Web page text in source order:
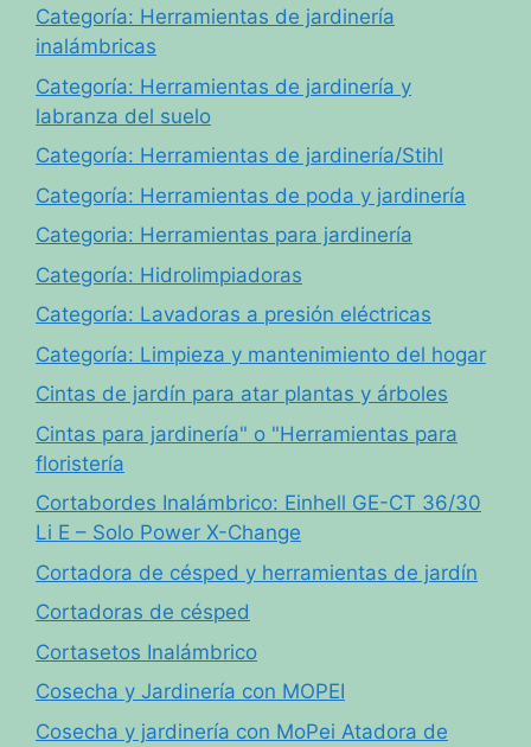
Categoría: Herramientas de jardinería
inalámbricas
Categoría: Herramientas de jardinería y
labranza del suelo
Categoría: Herramientas de jardinería/Stihl
Categoría: Herramientas de poda y jardinería
Categoria: Herramientas para jardinería
Categoría: Hidrolimpiadoras
Categoría: Lavadoras a presión eléctricas
Categoría: Limpieza y mantenimiento del hogar
Cintas de jardín para atar plantas y árboles
Cintas para jardinería" o "Herramientas para
floristería
Cortabordes Inalámbrico: Einhell GE-CT 36/30
Li E – Solo Power X-Change
Cortadora de césped y herramientas de jardín
Cortadoras de césped
Cortasetos Inalámbrico
Cosecha y Jardinería con MOPEI
Cosecha y jardinería con MoPei Atadora de